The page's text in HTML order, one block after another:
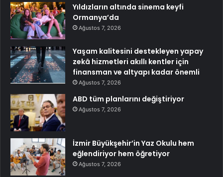
Yıldızların altında sinema keyfi
Ormanya’da
Ağustos 7, 2026
Yaşam kalitesini destekleyen yapay
zekâ hizmetleri akıllı kentler için
finansman ve altyapı kadar önemli
Ağustos 7, 2026
ABD tüm planlarını değiştiriyor
Ağustos 7, 2026
İzmir Büyükşehir’in Yaz Okulu hem
eğlendiriyor hem öğretiyor
Ağustos 7, 2026